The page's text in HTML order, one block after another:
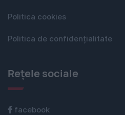
Politica cookies
Politica de confidențialitate
Rețele sociale
facebook